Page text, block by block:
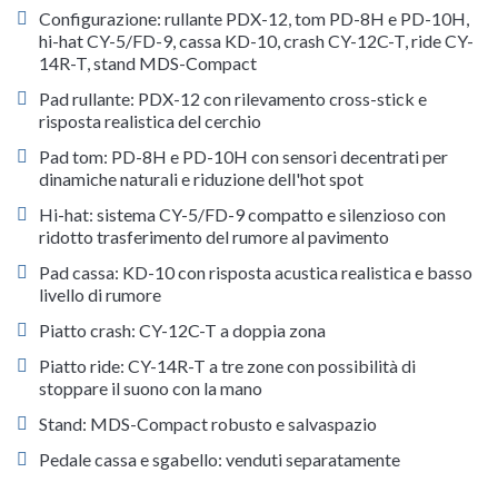
Configurazione: rullante PDX-12, tom PD-8H e PD-10H,
hi-hat CY-5/FD-9, cassa KD-10, crash CY-12C-T, ride CY-
14R-T, stand MDS-Compact
Pad rullante: PDX-12 con rilevamento cross-stick e
risposta realistica del cerchio
Pad tom: PD-8H e PD-10H con sensori decentrati per
dinamiche naturali e riduzione dell'hot spot
Hi-hat: sistema CY-5/FD-9 compatto e silenzioso con
ridotto trasferimento del rumore al pavimento
Pad cassa: KD-10 con risposta acustica realistica e basso
livello di rumore
Piatto crash: CY-12C-T a doppia zona
Piatto ride: CY-14R-T a tre zone con possibilità di
stoppare il suono con la mano
Stand: MDS-Compact robusto e salvaspazio
Pedale cassa e sgabello: venduti separatamente